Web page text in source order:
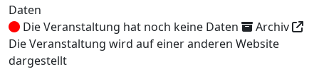
Daten
Die Veranstaltung hat noch keine Daten
Archiv
Die Veranstaltung wird auf einer anderen Website
dargestellt